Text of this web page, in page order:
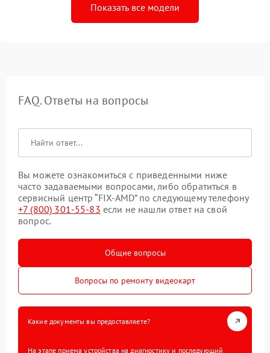
Показать все модели
FAQ. Ответы на вопросы
Вы можете ознакомиться с приведенными ниже
часто задаваемыми вопросами, либо обратиться в
сервисный центр “FIX-AMD” по следующему телефону
+7 (800) 301-55-83 если не нашли ответ на свой
вопрос.
Общие вопросы
Вопросы по ремонту видеокарт
Какие документы вы предоставляете?
На этапе приема устройства на диагностику и последующий